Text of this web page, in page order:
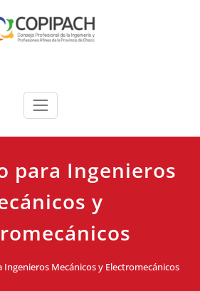
para Ingenieros
y
Ingenieros Mecánicos y Electromecánicos